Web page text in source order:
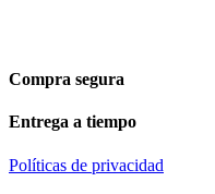
Compra segura
Entrega a tiempo
Políticas de privacidad